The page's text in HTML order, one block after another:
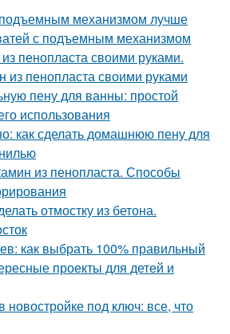
подъемным механизмом лучше
с подъемным механизмом
пенопласта своими руками.
из пенопласта своими руками
пену для ванны: простой
использования
как сделать домашнюю пену для
из пенопласта. Способы
отмостку из бетона.
как выбрать 100% правильный
проекты для детей и
новостройке под ключ: все, что